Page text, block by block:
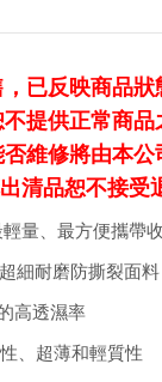
已反映商品
提供正常商
維修將由本
清品恕不接受
量、最方便攜帶
超細耐磨防撕裂面
高透濕率
、超薄和輕質性